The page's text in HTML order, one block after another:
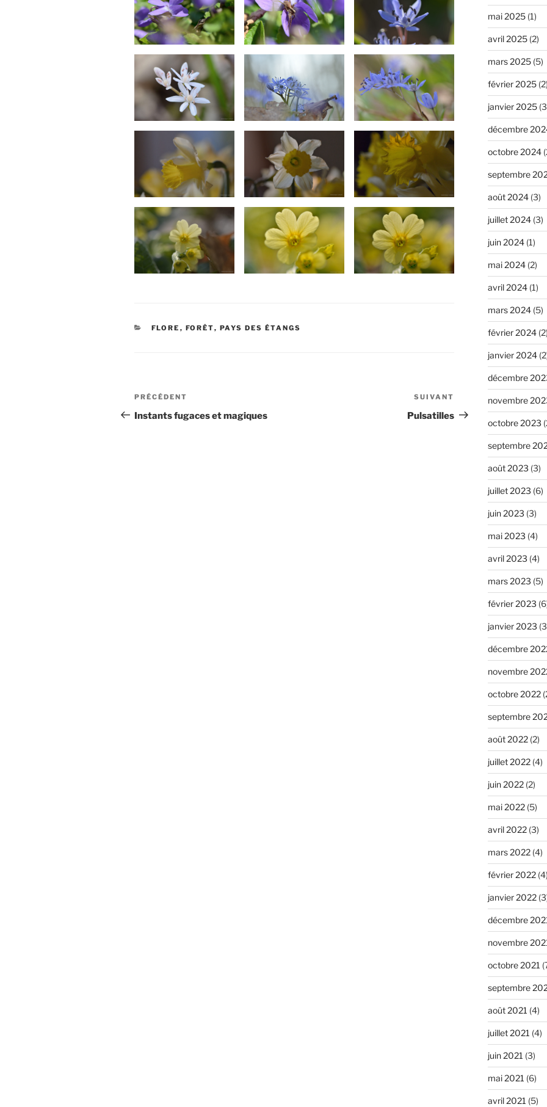
CATÉGORIES
FLORE , FORÊT, PAYS DES ÉTANGS
Navigation
de
Article
précédent
PRÉCÉDENT
Instants fugaces et magiques
suivant
SUIVANT
Pulsatilles
mai 2025(1)
avril 2025(2)
mars 2025(5)
février 2025(2)
janvier 2025
décembre
octobre 2024
septembre
août 2024(3)
juillet 2024(3)
juin 2024(1)
mai 2024(2)
avril 2024(1)
mars 2024(5)
février 2024(2)
janvier 2024
décembre
novembre
octobre 2023
septembre
août 2023 (3)
juillet 2023 (6)
juin 2023 (3)
mai 2023 (4)
avril 2023 (4)
mars 2023 (5)
février 2023
janvier 2023
décembre
novembre
octobre 2022
septembre
août 2022(2)
juillet 2022(4)
juin 2022(2)
mai 2022(5)
avril 2022(3)
mars 2022(4)
février 2022(4)
janvier 2022
décembre
novembre
octobre 2021
septembre
août 2021 (4)
juillet 2021 (4)
juin 2021 (3)
mai 2021 (6)
avril 2021 (5)